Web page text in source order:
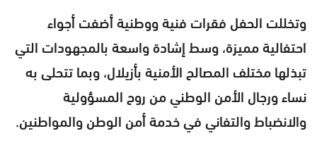
وتخللت الحفل فقرات فنية ووطنية أضفت أجواء
احتفالية مميزة، وسط إشادة واسعة بالمجهودات التي
تبذلها مختلف المصالح الأمنية بأزيلال، وبما تتحلى به
نساء ورجال الأمن الوطني من روح المسؤولية
والانضباط والتفاني في خدمة أمن الوطن والمواطنين.